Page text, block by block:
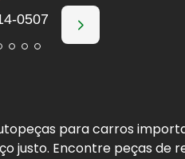
0507
para carros
justo. Encontre peças de